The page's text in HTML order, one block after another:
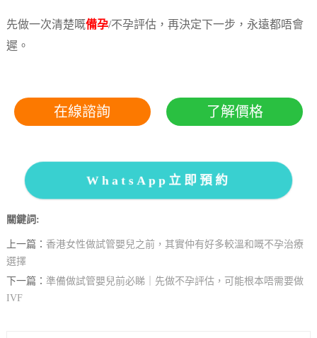
先做一次清楚嘅備孕/不孕評估，再決定下一步，永遠都唔會
遲。
在線諮詢 了解價格
WhatsApp立即預約
關鍵詞:
上一篇： 香港女性做試管嬰兒之前，其實仲有好多較溫和嘅不孕治療
選擇
下一篇： 準備做試管嬰兒前必睇｜先做不孕評估，可能根本唔需要做
IVF